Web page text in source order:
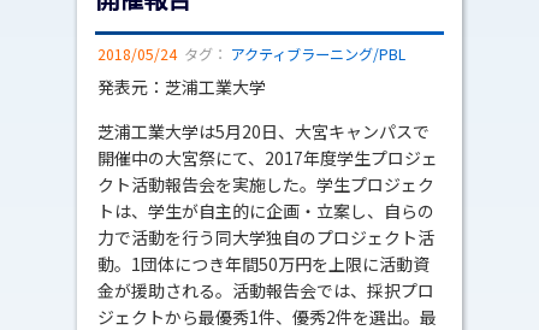
2018/05/24 タグ： アクティブラーニング/PBL
発表元：芝浦工業大学
芝浦工業大学は5月20日、大宮キャンパスで
開催中の大宮祭にて、2017年度学生プロジェ
クト活動報告会を実施した。学生プロジェク
トは、学生が自主的に企画・立案し、自らの
力で活動を行う同大学独自のプロジェクト活
動。1団体につき年間50万円を上限に活動資
金が援助される。活動報告会では、採択プロ
ジェクトから最優秀1件、優秀2件を選出。最